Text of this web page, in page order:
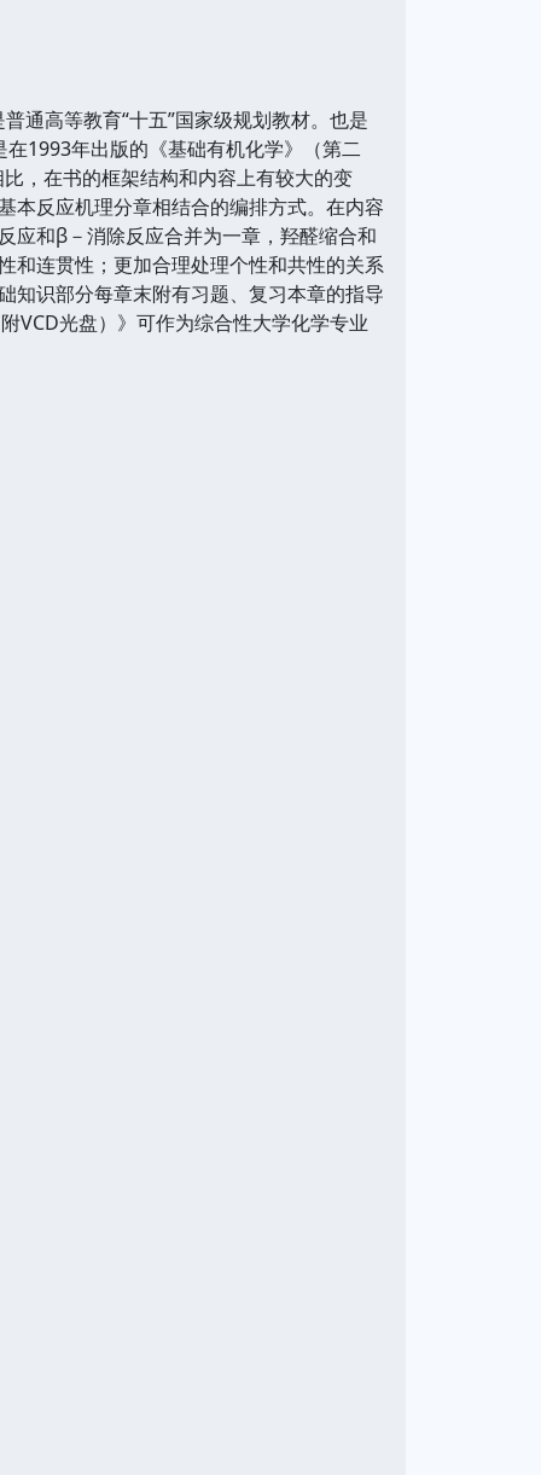
高等教育“十五”国家级规划教材。也是
1993年出版的《基础有机化学》（第二
，在书的框架结构和内容上有较大的变
本反应机理分章相结合的编排方式。在内容
应和β－消除反应合并为一章，羟醛缩合和
和连贯性；更加合理处理个性和共性的关系
知识部分每章末附有习题、复习本章的指导
VCD光盘）》可作为综合性大学化学专业